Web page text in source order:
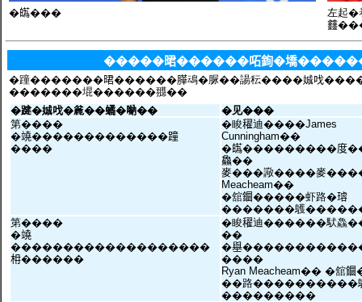
�𤾸���
左起
�����𣇉������𠰴銁�墧
�蹱�������𣇉������𦠜䲰�脲��諹秐����娍
�������堒������䎚��
�踺�娍𠯫�麄��𧑐�𠺶��
�见���
第����
�𥪯�������������蹱
����
�睃𥣞迪����James
Cunningham��
�𤾸���������度
鱻��
麥���䜘����麥
Meacheam��
�舘𨯬�����虾路�𤩅
�������鸌
第����
�𥪯
�������������������
枏������
�睃𥣞迪������䭾鱻
��
����
Ryan Meacheam�� �
��路����������
���������